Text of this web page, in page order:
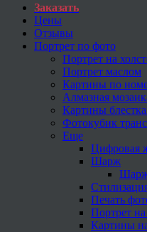
Заказать
Цены
Отзывы
Портрет по фото
Портрет на
Портрет маслом
Картины по
Алмазная
Картины
Фотокубик
Еще
Цифровая
Шарж
Шарж
Печать
Портрет на
Картины